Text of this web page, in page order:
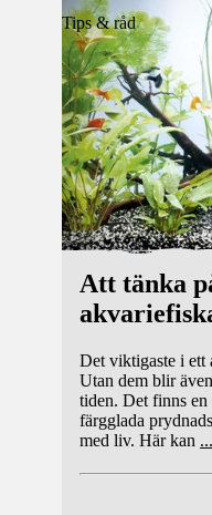
Tips & råd
Att tänka
Det viktigaste i ett
Utan dem blir
tiden. Det finns
färgglada
med liv. Här kan ...